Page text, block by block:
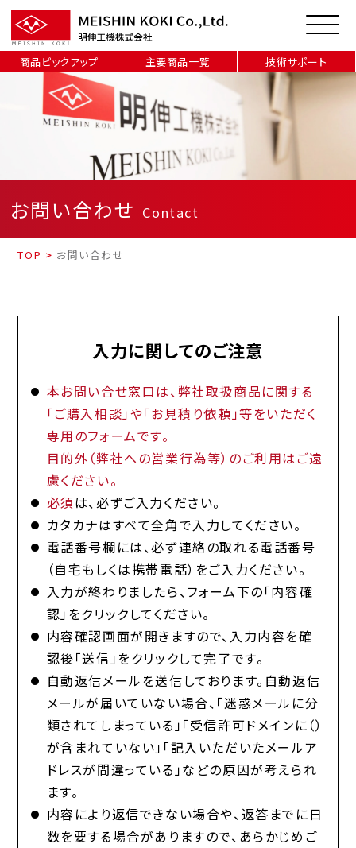
商品ピックアップ 主要商品一覧 技術サポート
お問い合わせ Contact
TOP > お問い合わせ
入力に関してのご注意
本お問い合せ窓口は、弊社取扱商品に関する
「ご購入相談」や「お見積り依頼」等をいただく
専用のフォームです。
目的外（弊社への営業行為等）のご利用はご遠
慮ください。
必須は、必ずご入力ください。
カタカナはすべて全角で入力してください。
電話番号欄には、必ず連絡の取れる電話番号
（自宅もしくは携帯電話）をご入力ください。
入力が終わりましたら、フォーム下の「内容確
認」をクリックしてください。
内容確認画面が開きますので、入力内容を確
認後「送信」をクリックして完了です。
自動返信メールを送信しております。自動返信
メールが届いていない場合、「迷惑メールに分
類されてしまっている」「受信許可ドメインに（）
が含まれていない」「記入いただいたメールア
ドレスが間違っている」などの原因が考えられ
ます。
内容により返信できない場合や、返答までに日
数を要する場合がありますので、あらかじめご